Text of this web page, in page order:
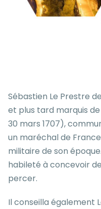
Sébastien Le Prestre
et plus tard marquis de
30 mars 1707),
un maréchal de
militaire de son
habileté à concevoir
percer.
Il conseilla également